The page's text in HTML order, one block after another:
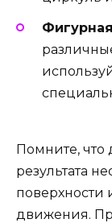
Помните, что
результата
поверхности
движения.